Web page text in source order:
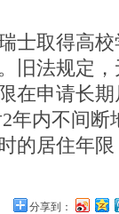
取得高校
旧法规定
在申请长
年内不间
的居住年
分享到：